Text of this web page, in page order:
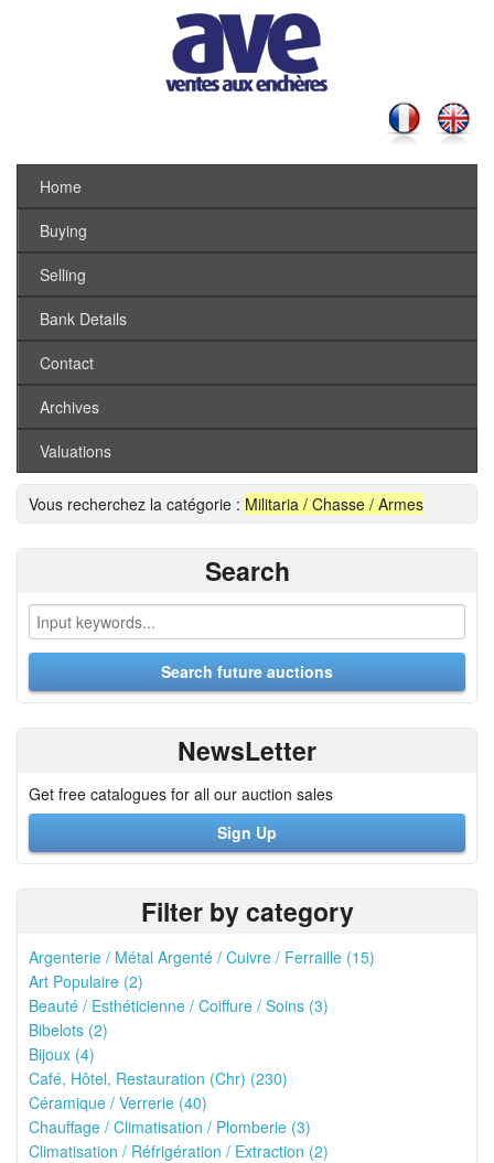
Home
Buying
Selling
Bank Details
Contact
Archives
Valuations
Vous recherchez la catégorie : Militaria / Chasse / Armes
Search
NewsLetter
Get free catalogues for all our auction sales
Sign Up
Filter by category
Argenterie / Métal Argenté / Cuivre / Ferraille (15)
Art Populaire (2)
Beauté / Esthéticienne / Coiffure / Soins (3)
Bibelots (2)
Bijoux (4)
Café, Hôtel, Restauration (Chr) (230)
Céramique / Verrerie (40)
Chauffage / Climatisation / Plomberie (3)
Climatisation / Réfrigération / Extraction (2)